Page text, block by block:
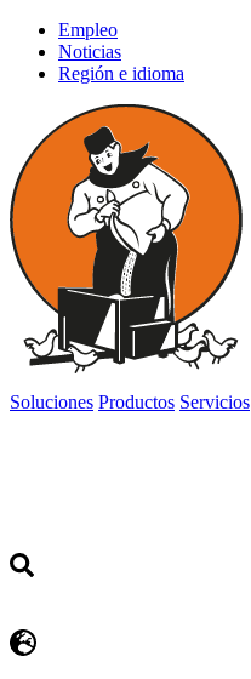
Empleo
Noticias
Región e idioma
Soluciones Productos Servicios